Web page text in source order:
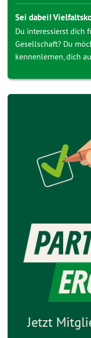
Sei dabei!
Du interessierst dich
Gesellschaft? Du
kennenlernen, dich